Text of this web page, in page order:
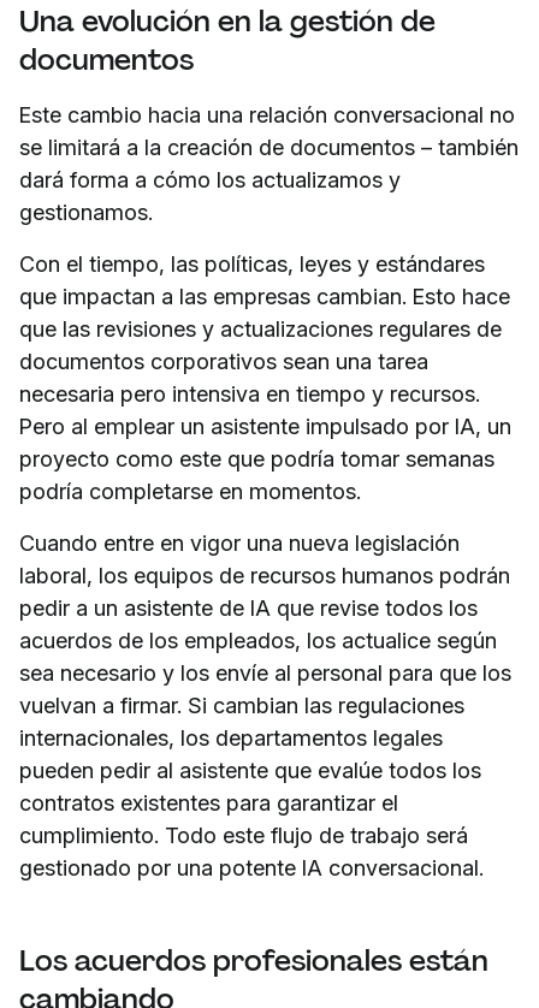
Una evolución en la gestión de
documentos
Este cambio hacia una relación conversacional no
se limitará a la creación de documentos – también
dará forma a cómo los actualizamos y
gestionamos.
Con el tiempo, las políticas, leyes y estándares
que impactan a las empresas cambian. Esto hace
que las revisiones y actualizaciones regulares de
documentos corporativos sean una tarea
necesaria pero intensiva en tiempo y recursos.
Pero al emplear un asistente impulsado por IA, un
proyecto como este que podría tomar semanas
podría completarse en momentos.
Cuando entre en vigor una nueva legislación
laboral, los equipos de recursos humanos podrán
pedir a un asistente de IA que revise todos los
acuerdos de los empleados, los actualice según
sea necesario y los envíe al personal para que los
vuelvan a firmar. Si cambian las regulaciones
internacionales, los departamentos legales
pueden pedir al asistente que evalúe todos los
contratos existentes para garantizar el
cumplimiento. Todo este flujo de trabajo será
gestionado por una potente IA conversacional.
Los acuerdos profesionales están
cambiando